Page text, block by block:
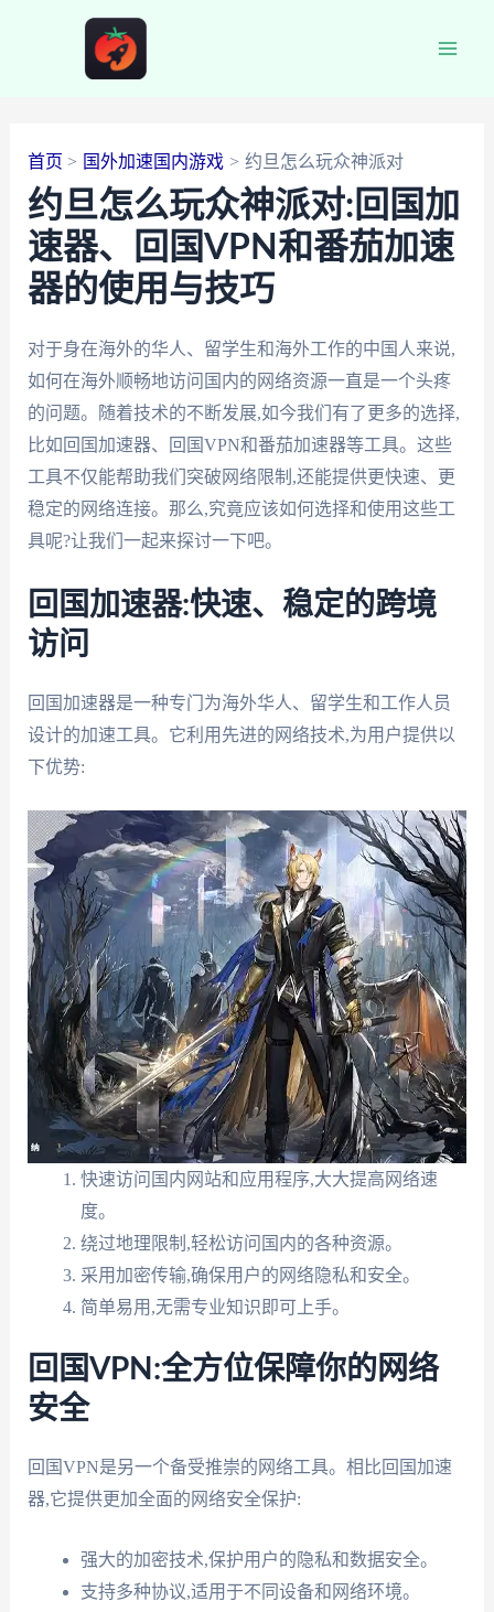
首页 国外加速国内游戏 约旦怎么玩众神派对
约旦怎么玩众神派对:回国加
速器、回国VPN和番茄加速
器的使用与技巧
对于身在海外的华人、留学生和海外工作的中国人来说,
如何在海外顺畅地访问国内的网络资源一直是一个头疼
的问题。随着技术的不断发展,如今我们有了更多的选择,
比如回国加速器、回国VPN和番茄加速器等工具。这些
工具不仅能帮助我们突破网络限制,还能提供更快速、更
稳定的网络连接。那么,究竟应该如何选择和使用这些工
具呢?让我们一起来探讨一下吧。
回国加速器:快速、稳定的跨境
访问
回国加速器是一种专门为海外华人、留学生和工作人员
设计的加速工具。它利用先进的网络技术,为用户提供以
下优势:
快速访问国内网站和应用程序,大大提高网络速
度。
绕过地理限制,轻松访问国内的各种资源。
采用加密传输,确保用户的网络隐私和安全。
简单易用,无需专业知识即可上手。
回国VPN:全方位保障你的网络
安全
回国VPN是另一个备受推崇的网络工具。相比回国加速
器,它提供更加全面的网络安全保护:
强大的加密技术,保护用户的隐私和数据安全。
支持多种协议,适用于不同设备和网络环境。